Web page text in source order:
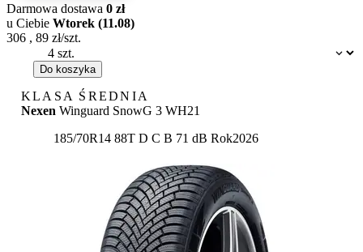
Dostępność:
Darmowa dostawa 0 zł
u Ciebie Wtorek (11.08)
306 , 89 zł/szt.
Do koszyka
KLASA ŚREDNIA
Nexen Winguard SnowG 3 WH21
185/70R14 88T Etykieta:
D C B 71 dB Rok2026